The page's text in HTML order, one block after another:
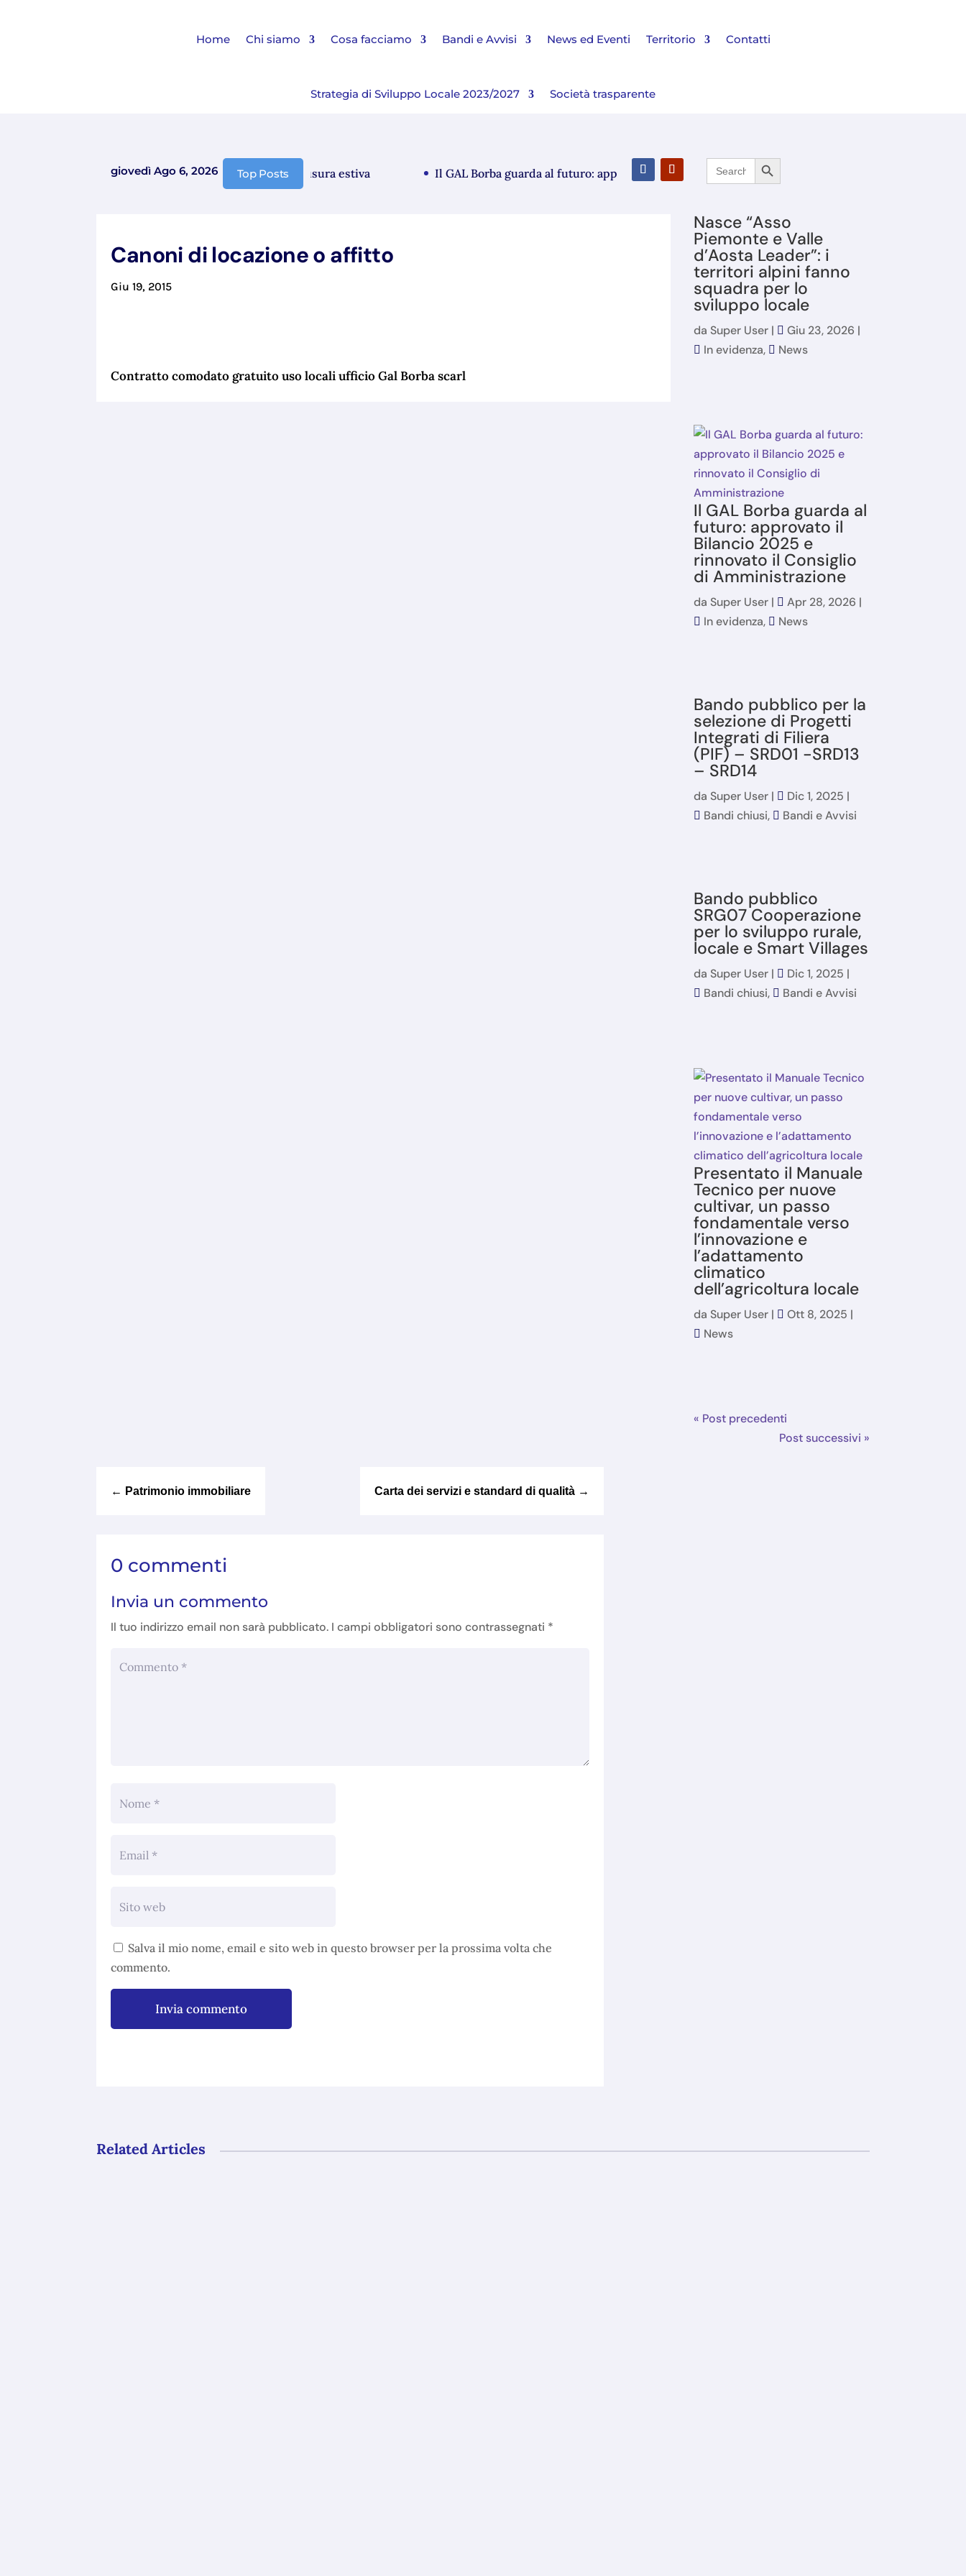
Home Chi siamo Cosa facciamo Bandi e Avvisi News ed Eventi Territorio Contatti
Strategia di Sviluppo Locale 2023/2027 Società trasparente
giovedì Ago 6, 2026 Top Posts
Comunicazione chiusura estiva Il GAL Borba guarda al futuro: approvato il Bilancio 2025 e rinnovato il Consiglio di Amministrazione
Search
for:
Search Button
Canoni di locazione o affitto
Giu 19, 2015
Contratto comodato gratuito uso locali ufficio Gal Borba scarl
Nasce “Asso
Piemonte e Valle
d’Aosta Leader”: i
territori alpini fanno
squadra per lo
sviluppo locale
da Super User| Giu 23, 2026 |
In evidenza, News
Il GAL Borba guarda al
futuro: approvato il
Bilancio 2025 e
rinnovato il Consiglio
di Amministrazione
da Super User| Apr 28, 2026 |
In evidenza, News
Bando pubblico per la
selezione di Progetti
Integrati di Filiera
(PIF) – SRD01 -SRD13
– SRD14
da Super User| Dic 1, 2025 |
Bandi chiusi, Bandi e Avvisi
Bando pubblico
SRG07 Cooperazione
per lo sviluppo rurale,
locale e Smart Villages
da Super User| Dic 1, 2025 |
Bandi chiusi, Bandi e Avvisi
Presentato il Manuale
Tecnico per nuove
cultivar, un passo
fondamentale verso
l’innovazione e
l’adattamento
climatico
dell’agricoltura locale
da Super User| Ott 8, 2025 |
News
« Post precedenti
Post successivi »
← Patrimonio immobiliare Carta dei servizi e standard di qualità →
0 commenti
Invia un commento
Il tuo indirizzo email non sarà pubblicato. I campi obbligatori sono contrassegnati *
Salva il mio nome, email e sito web in questo browser per la prossima volta che
commento.
Invia commento
Related Articles